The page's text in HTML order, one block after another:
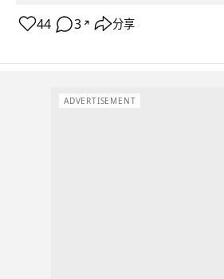
44 3 ↗ 分享
ADVERTISEMENT